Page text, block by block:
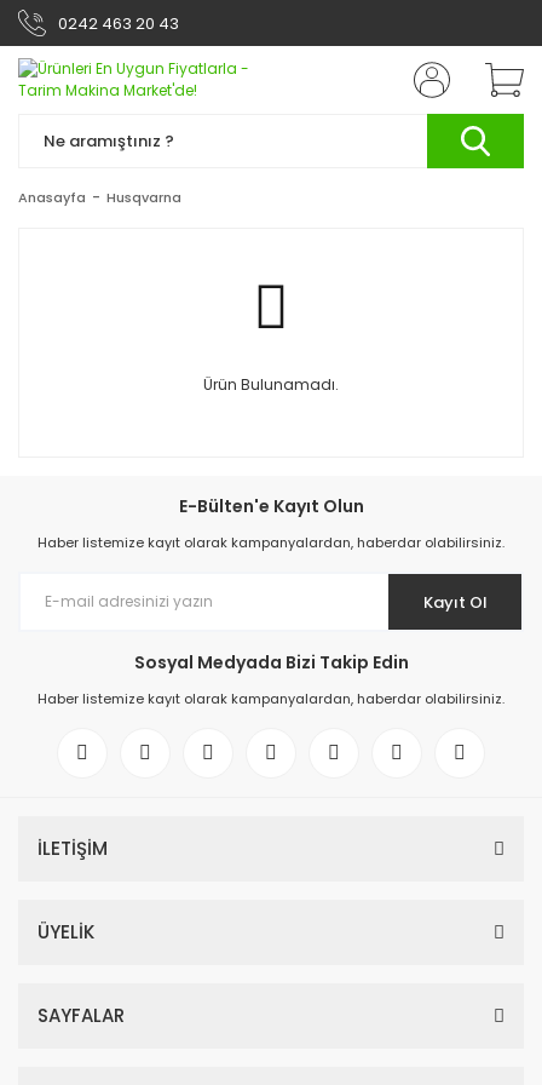
0242 463 20 43
Anasayfa Husqvarna
Ürün Bulunamadı.
E-Bülten'e Kayıt Olun
Haber listemize kayıt olarak kampanyalardan, haberdar olabilirsiniz.
Kayıt Ol
Sosyal Medyada Bizi Takip Edin
Haber listemize kayıt olarak kampanyalardan, haberdar olabilirsiniz.
İLETİŞİM
ÜYELİK
SAYFALAR